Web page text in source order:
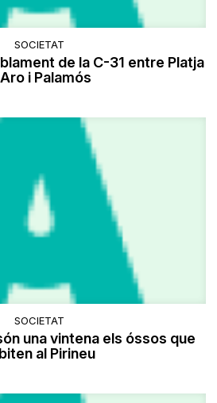
SOCIETAT
de la C-31 entre Platja
i Palamós
SOCIETAT
una vintena els óssos que
al Pirineu